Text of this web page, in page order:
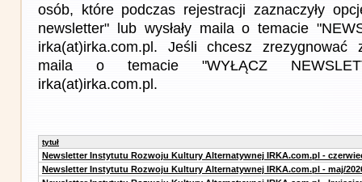
osób, które podczas rejestracji zaznaczyły
newsletter" lub wysłały maila o temacie
irka(at)irka.com.pl. Jeśli chcesz zrezygnować
maila o temacie "WYŁĄCZ
irka(at)irka.com.pl.
tytuł
Newsletter Instytutu Rozwoju Kultury Alternatywnej IRKA.com.pl -
Newsletter Instytutu Rozwoju Kultury Alternatywnej IRKA.com.pl - maj/